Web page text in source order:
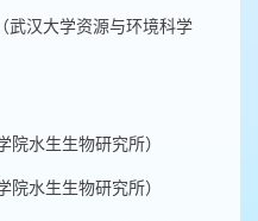
武汉大学资源与环境科学
院水生生物研究所）
院水生生物研究所）